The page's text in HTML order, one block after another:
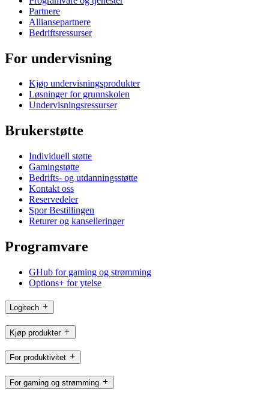
Partnere
Alliansepartnere
Bedriftsressurser
For undervisning
Kjøp undervisningsprodukter
Løsninger for grunnskolen
Undervisningsressurser
Brukerstøtte
Individuell støtte
Gamingstøtte
Bedrifts- og utdanningsstøtte
Kontakt oss
Reservedeler
Spor Bestillingen
Returer og kanselleringer
Programvare
GHub for gaming og strømming
Options+ for ytelse
Logitech
Kjøp produkter
For produktivitet
For gaming og strømming